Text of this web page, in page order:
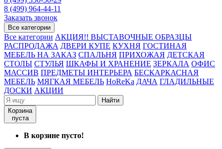
8 (499) 964-44-11
Заказать звонок
Все категории
Все категории АКЦИЯ!! ВЫСТАВОЧНЫЕ ОБРАЗЦЫ
РАСПРОДАЖА ДВЕРИ КУПЕ КУХНЯ ГОСТИНАЯ
МЕБЕЛЬ НА ЗАКАЗ СПАЛЬНЯ ПРИХОЖАЯ ДЕТСКАЯ
СТОЛЫ СТУЛЬЯ ШКАФЫ И ХРАНЕНИЕ ЗЕРКАЛА ОФИС
МАССИВ ПРЕДМЕТЫ ИНТЕРЬЕРА БЕСКАРКАСНАЯ
МЕБЕЛЬ МЯГКАЯ МЕБЕЛЬ HoReKa ДАЧА ГЛАДИЛЬНЫЕ
ДОСКИ АКЦИИ
Найти
Корзина
пуста
В корзине пусто!